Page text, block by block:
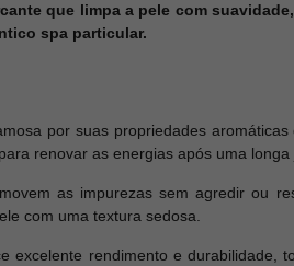
que limpa a pele com
spa particular.
por suas propriedades
renovar as energias após uma longa
as impurezas sem agredir ou
com uma textura sedosa.
excelente rendimento e durabilidade,